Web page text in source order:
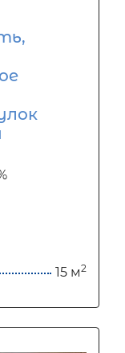
15 м2